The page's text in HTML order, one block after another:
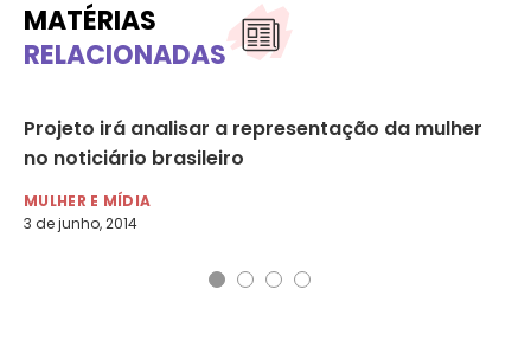
MATÉRIAS
RELACIONADAS
Projeto irá analisar a representação da mulher
no noticiário brasileiro
MULHER E MÍDIA
3 de junho, 2014